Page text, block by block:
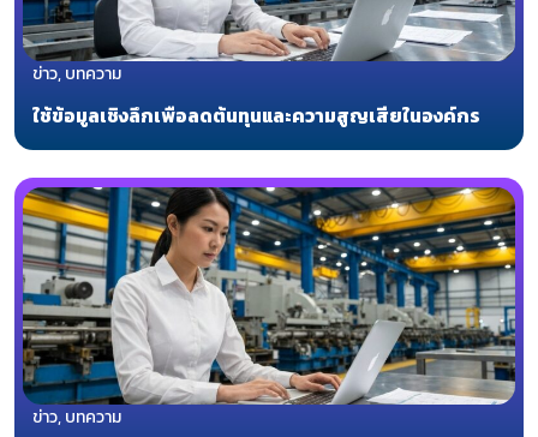
ข่าว, บทความ
ใช้ข้อมูลเชิงลึกเพื่อลดต้นทุนและความสูญเสียในองค์กร
ข่าว, บทความ